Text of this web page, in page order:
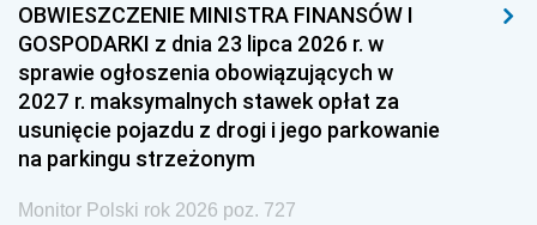
OBWIESZCZENIE MINISTRA FINANSÓW I
GOSPODARKI z dnia 23 lipca 2026 r. w
sprawie ogłoszenia obowiązujących w
2027 r. maksymalnych stawek opłat za
usunięcie pojazdu z drogi i jego parkowanie
na parkingu strzeżonym
Monitor Polski rok 2026 poz. 727